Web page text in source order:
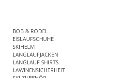
BOB & RODEL
EISLAUFSCHUHE
SKIHELM
LANGLAUFJACKEN
LANGLAUF SHIRTS
LAWINENSICHERHEIT